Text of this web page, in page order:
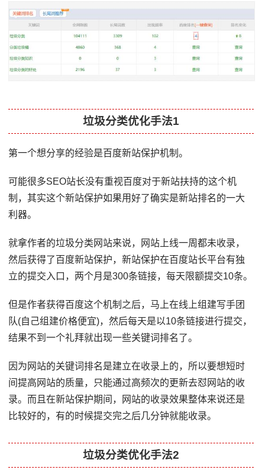
垃圾分类优化手法1
第一个想分享的经验是百度新站保护机制。
可能很多SEO站长没有重视百度对于新站扶持的这个机
制，其实这个新站保护如果用好了确实是新站排名的一大
利器。
就拿作者的垃圾分类网站来说，网站上线一周都未收录，
然后获得了百度新站保护，新站保护在百度站长平台有独
立的提交入口，两个月是300条链接，每天限额提交10条。
但是作者获得百度这个机制之后，马上在线上组建写手团
队(自己组建价格便宜)，然后每天是以10条链接进行提交，
结果不到一个礼拜就出现一些关键词排名了。
因为网站的关键词排名是建立在收录上的，所以要想短时
间提高网站的质量，只能通过高频次的更新去怼网站的收
录。而且在新站保护期间，网站的收录效果整体来说还是
比较好的，有的时候提交完之后几分钟就能收录。
垃圾分类优化手法2